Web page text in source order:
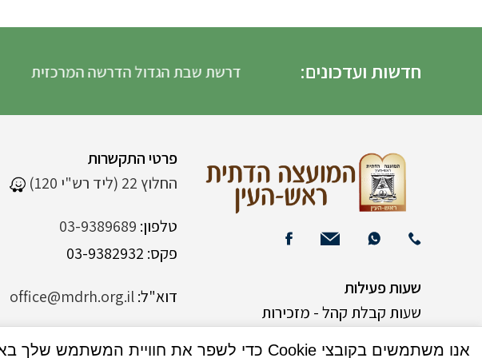
חדשות ועדכונים: דרשת שבת הגדול הדרשה המרכזית
פרטי התקשרות
החלוץ 22 (ליד רש"י 120)
טלפון: 03-9389689
פקס: 03-9382932
דוא"ל:office@mdrh.org.il
שעות פעילות
שעות קבלת קהל - מזכירות
אנו משתמשים בקובצי Cookie כדי לשפר את חוויית המשתמש שלך באתר שלנו. על ידי גלישה באתר זה, הנך מסכים לשימוש שלנו בקובצי Cookie.